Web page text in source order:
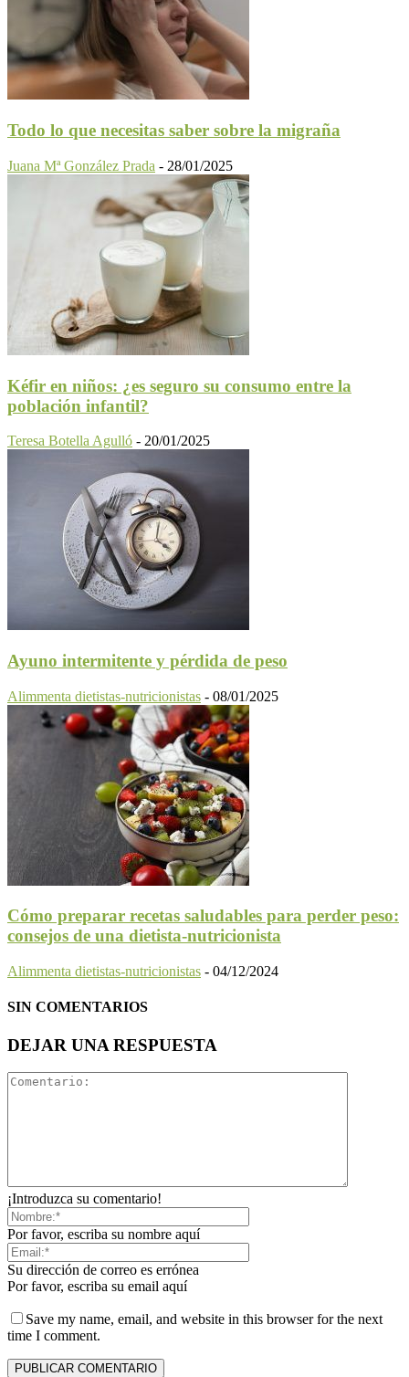
Todo lo que necesitas saber sobre la migraña
Juana Mª González Prada - 28/01/2025
Kéfir en niños: ¿es seguro su consumo entre la
población infantil?
Teresa Botella Agulló - 20/01/2025
Ayuno intermitente y pérdida de peso
Alimmenta dietistas-nutricionistas - 08/01/2025
Cómo preparar recetas saludables para perder peso:
consejos de una dietista-nutricionista
Alimmenta dietistas-nutricionistas - 04/12/2024
SIN COMENTARIOS
DEJAR UNA RESPUESTA
¡Introduzca su comentario!
Por favor, escriba su nombre aquí
Su dirección de correo es errónea
Por favor, escriba su email aquí
Save my name, email, and website in this browser for the next
time I comment.